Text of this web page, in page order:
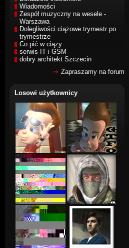
Wiadomości
Zespół muzyczny na wesele -
Warszawa
Dolegliwości ciążowe trymestr po
trymestrze
Co pić w ciąży
serwis IT i GSM
dobry architekt Szczecin
Zapraszamy na forum
Losowi użytkownicy